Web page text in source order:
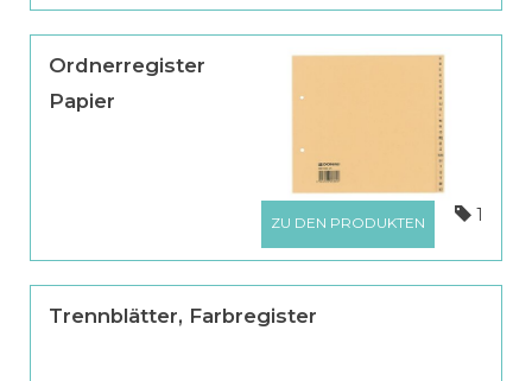
Ordnerregister
Papier
ZU DEN PRODUKTEN 1
Trennblätter, Farbregister